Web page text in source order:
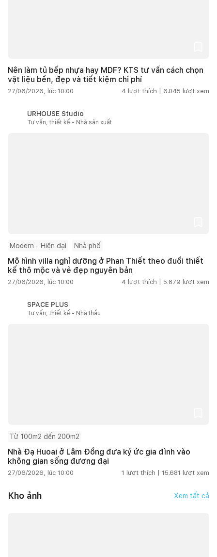
Nên làm tủ bếp nhựa hay MDF? KTS tư vấn cách chọn
vật liệu bền, đẹp và tiết kiệm chi phí
27/06/2026, lúc 10:00 4 lượt thích | 6.045 lượt xem
URHOUSE Studio
Tư vấn, thiết kế - Nhà sản xuất
Modern - Hiện đại Nhà phố
Mô hình villa nghỉ dưỡng ở Phan Thiết theo đuổi thiết
kế thô mộc và vẻ đẹp nguyên bản
27/06/2026, lúc 10:00 4 lượt thích | 5.879 lượt xem
SPACE PLUS
Tư vấn, thiết kế - Nhà thầu
Từ 100m2 đến 200m2
Nhà Đạ Huoai ở Lâm Đồng đưa ký ức gia đình vào
không gian sống đương đại
27/06/2026, lúc 10:00 1 lượt thích | 15.681 lượt xem
Kho ảnh Xem tất cả